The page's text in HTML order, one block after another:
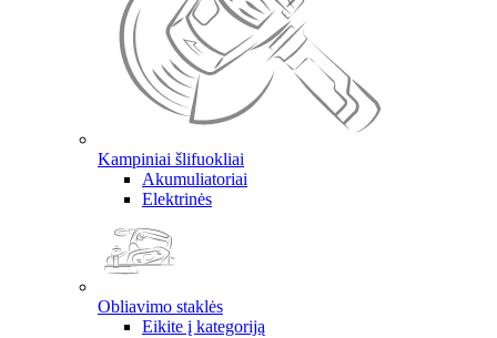
Kampiniai šlifuokliai
Akumuliatoriai
Elektrinės
Obliavimo staklės
Eikite į kategoriją